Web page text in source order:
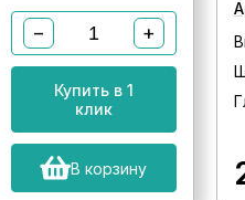
− +
Купить в 1
клик
В корзину